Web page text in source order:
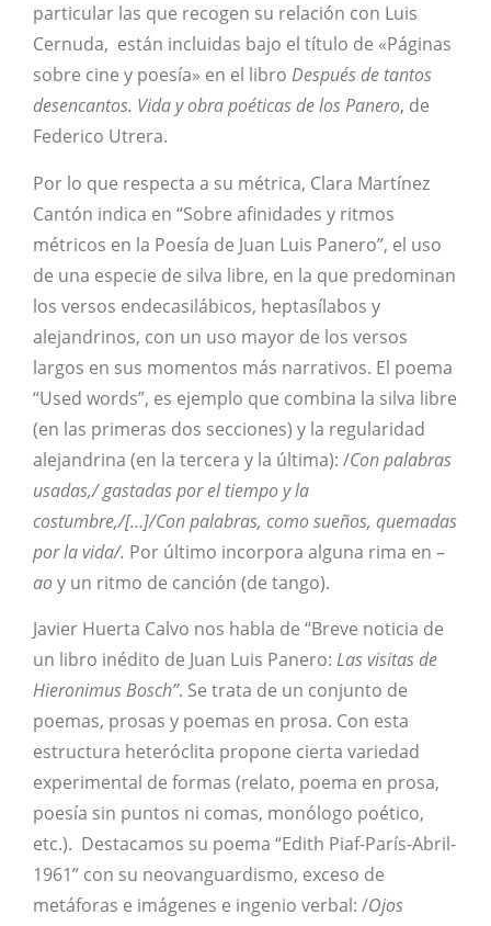
particular las que recogen su relación con Luis
Cernuda, están incluidas bajo el título de «Páginas
sobre cine y poesía» en el libro Después de tantos
desencantos. Vida y obra poéticas de los Panero, de
Federico Utrera.
Por lo que respecta a su métrica, Clara Martínez
Cantón indica en “Sobre afinidades y ritmos
métricos en la Poesía de Juan Luis Panero”, el uso
de una especie de silva libre, en la que predominan
los versos endecasilábicos, heptasílabos y
alejandrinos, con un uso mayor de los versos
largos en sus momentos más narrativos. El poema
“Used words”, es ejemplo que combina la silva libre
(en las primeras dos secciones) y la regularidad
alejandrina (en la tercera y la última): /Con palabras
usadas,/ gastadas por el tiempo y la
costumbre,/[…]/Con palabras, como sueños, quemadas
por la vida/. Por último incorpora alguna rima en –
aoy un ritmo de canción (de tango).
Javier Huerta Calvo nos habla de “Breve noticia de
un libro inédito de Juan Luis Panero: Las visitas de
Hieronimus Bosch”. Se trata de un conjunto de
poemas, prosas y poemas en prosa. Con esta
estructura heteróclita propone cierta variedad
experimental de formas (relato, poema en prosa,
poesía sin puntos ni comas, monólogo poético,
etc.). Destacamos su poema “Edith Piaf-París-Abril-
1961” con su neovanguardismo, exceso de
metáforas e imágenes e ingenio verbal: /Ojos